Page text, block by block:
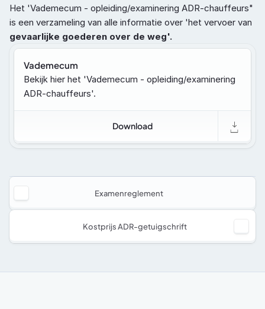
Het 'Vademecum - opleiding/examinering ADR-chauffeurs"
gevaarlijke goederen over de weg'.
Vademecum
Bekijk hier het 'Vademecum - opleiding/examinering
ADR-chauffeurs'.
Download
Examenreglement
Kostprijs ADR-getuigschrift